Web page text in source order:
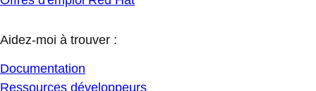
Aidez-moi à trouver :
Documentation
Ressources développeurs